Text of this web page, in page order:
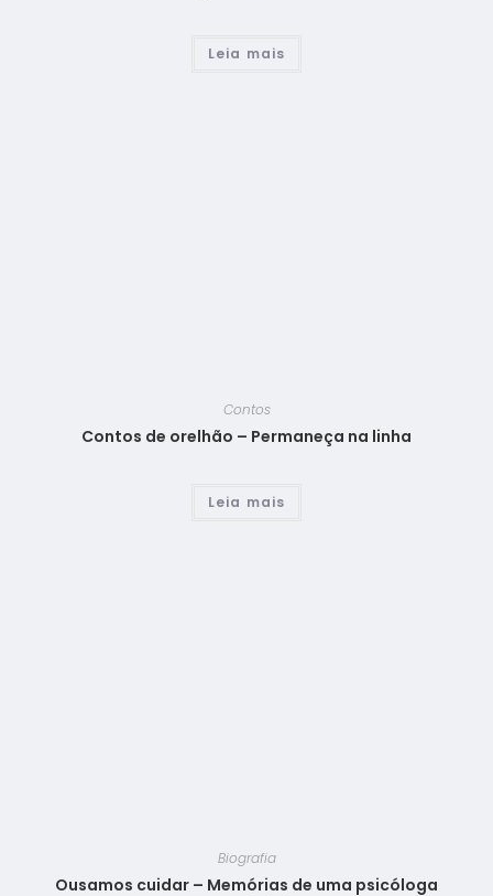
Leia mais
Contos
Contos de orelhão – Permaneça na linha
Leia mais
Biografia
Ousamos cuidar – Memórias de uma psicóloga